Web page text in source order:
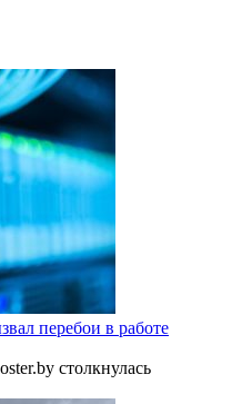
перебои в работе
столкнулась